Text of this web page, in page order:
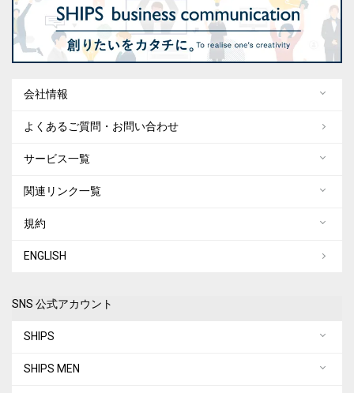
会社情報
よくあるご質問・お問い合わせ
サービス一覧
関連リンク一覧
規約
ENGLISH
SNS 公式アカウント
SHIPS
SHIPS MEN